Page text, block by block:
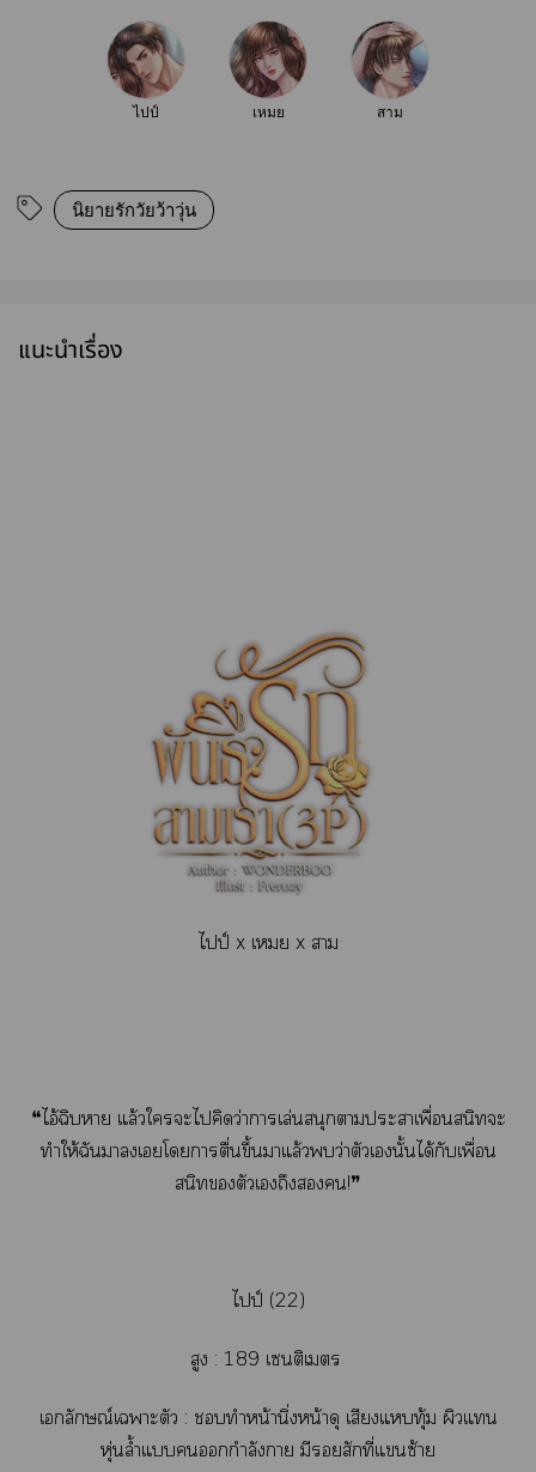
ไปป์ เหมย สาม
นิยายรักวัยว้าวุ่น
แนะนำเรื่อง
ไป์ x เย x า
❝ไอ้ฉิบา แล้วใะไคิดว่าาเล่นสนุกาะาเพื่อนสนิทะ
ทำให้ฉันาเโาตื่นขึ้นาแล้วว่าตัวเนั้นได้กับเพื่อน
สนิทตัวเถึง!❞
ไป์ (22)
สูง : 189 เซนติเมตร
เลักษณ์เาะตัว : ทำหน้านิ่งหน้าดุ เสียงแทุ้ม ผิวแ
หุ่นล้ำแกำลังา มีสักที่แซ้าย